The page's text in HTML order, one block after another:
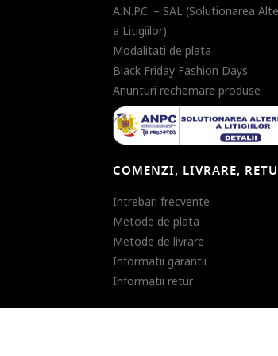
A.N.P.C. – SAL (Solutionarea
a Litigiilor)
Modalitati de plata
Black Friday Fashion Days
Anunturi rechemare produse
COMENZI, LIVRARE,
Intrebari frecvente
Metode de plata
Metode de livrare
Informatii garantii
Informatii retur